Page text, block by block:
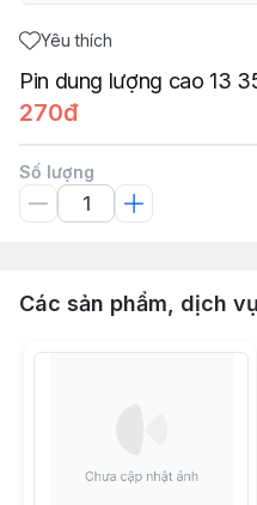
Yêu thích
Pin dung lượng cao 13
270đ
Số lượng
Các sản phẩm, dịch